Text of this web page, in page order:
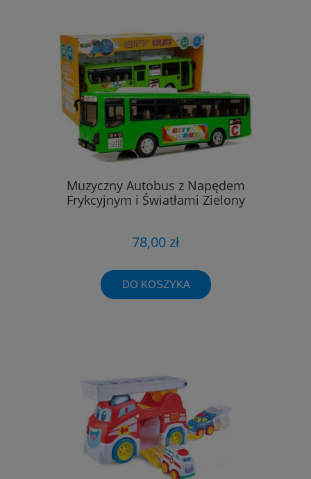
Muzyczny Autobus z Napędem
Frykcyjnym i Światłami Zielony
78,00 zł
DO KOSZYKA